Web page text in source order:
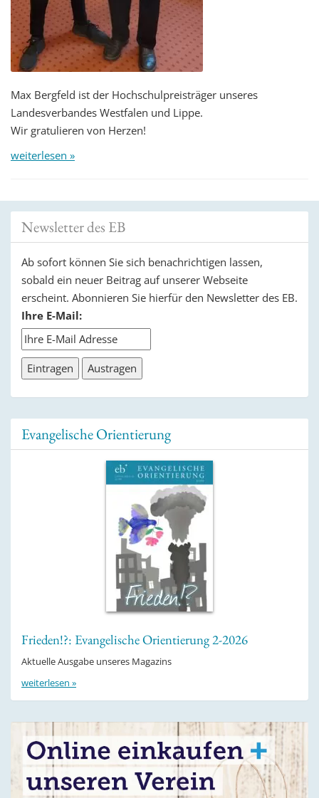
Max Bergfeld ist der Hochschulpreisträger unseres
Landesverbandes Westfalen und Lippe.
Wir gratulieren von Herzen!
weiterlesen »
Newsletter des EB
Ab sofort können Sie sich benachrichtigen lassen,
sobald ein neuer Beitrag auf unserer Webseite
erscheint. Abonnieren Sie hierfür den Newsletter des EB.
Ihre E-Mail:
Evangelische Orientierung
Frieden!?: Evangelische Orientierung 2-2026
Aktuelle Ausgabe unseres Magazins
weiterlesen »